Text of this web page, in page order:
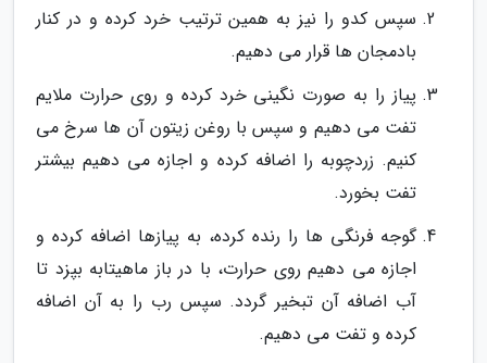
سپس کدو را نیز به همین ترتیب خرد کرده و در کنار
بادمجان ها قرار می دهیم.
پیاز را به صورت نگینی خرد کرده و روی حرارت ملایم
تفت می دهیم و سپس با روغن زیتون آن ها سرخ می
کنیم. زردچوبه را اضافه کرده و اجازه می دهیم بیشتر
تفت بخورد.
گوجه فرنگی ها را رنده کرده، به پیازها اضافه کرده و
اجازه می دهیم روی حرارت، با در باز ماهیتابه بپزد تا
آب اضافه آن تبخیر گردد. سپس رب را به آن اضافه
کرده و تفت می دهیم.